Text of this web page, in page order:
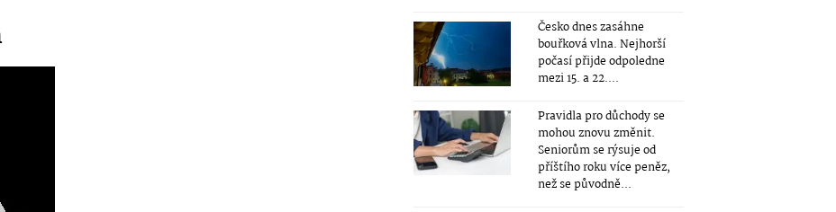
Česko dnes zasáhne
bouřková vlna. Nejhorší
počasí přijde odpoledne
mezi 15. a 22....
Pravidla pro důchody se
mohou znovu změnit.
Seniorům se rýsuje od
příštího roku více peněz,
než se původně...